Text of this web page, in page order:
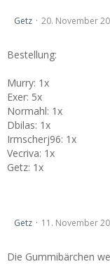
Getz 20. November
Bestellung:
Murry: 1x
Exer: 5x
Normahl: 1x
Dbilas: 1x
Irmscherj96: 1x
Vecriva: 1x
Getz: 1x
Getz 11. November
Die Gummibärchen